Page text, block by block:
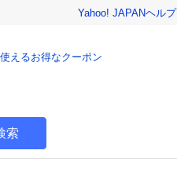
Yahoo! JAPANヘルプ
えるお得なクーポン
索